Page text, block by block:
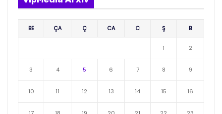
BE ÇA Ç CA C Ş B
1 2
3 4 5 6 7 8 9
10 11 12 13 14 15 16